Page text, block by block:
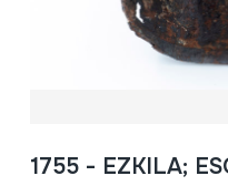
1755 - EZKILA;